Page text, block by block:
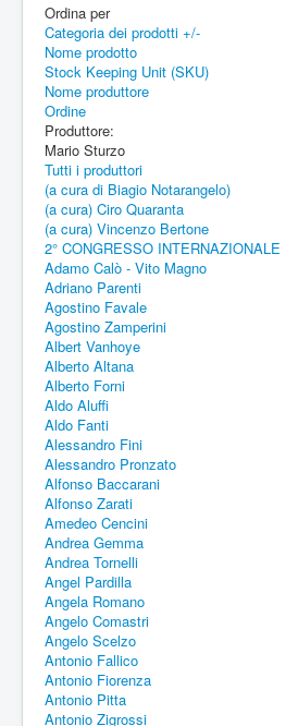
Ordina per
Categoria dei prodotti +/-
Nome prodotto
Stock Keeping Unit (SKU)
Nome produttore
Ordine
Produttore:
Mario Sturzo
Tutti i produttori
(a cura di Biagio Notarangelo)
(a cura) Ciro Quaranta
(a cura) Vincenzo Bertone
2° CONGRESSO
Adamo Calò - Vito Magno
Adriano Parenti
Agostino Favale
Agostino Zamperini
Albert Vanhoye
Alberto Altana
Alberto Forni
Aldo Aluffi
Aldo Fanti
Alessandro Fini
Alessandro Pronzato
Alfonso Baccarani
Alfonso Zarati
Amedeo Cencini
Andrea Gemma
Andrea Tornelli
Angel Pardilla
Angela Romano
Angelo Comastri
Angelo Scelzo
Antonio Fallico
Antonio Fiorenza
Antonio Pitta
Antonio Zigrossi